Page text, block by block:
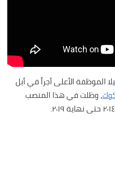
الموظفة الأعلى أجراً في أبل
، وظلت في هذا المنصب